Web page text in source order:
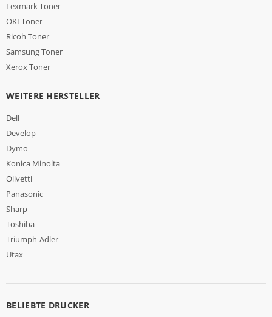
Lexmark Toner
OKI Toner
Ricoh Toner
Samsung Toner
Xerox Toner
WEITERE HERSTELLER
Dell
Develop
Dymo
Konica Minolta
Olivetti
Panasonic
Sharp
Toshiba
Triumph-Adler
Utax
BELIEBTE DRUCKER